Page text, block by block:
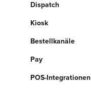
Dispatch
Kiosk
Bestellkanäle
Pay
POS-Integrationen